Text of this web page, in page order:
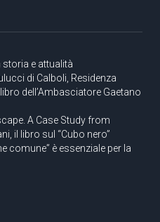
storia e attualità
di Calboli, Residenza
dell’Ambasciatore Gaetano
A Case Study from
il libro sul “Cubo nero”
comune” è essenziale per la